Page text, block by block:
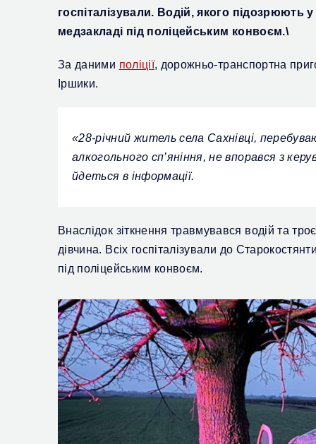
госпіталізували. Водій,якого підозрюють у
медзакладі під поліцейським конвоєм.\
За даними поліції, дорожньо-транспортна
Іршики.
«28-річний житель села Сахнівці,
алкогольного сп’яніння, не впорався з
йдеться в інформації.
Внаслідок зіткнення травмувався водій та
дівчина. Всіх госпіталізували до
під поліцейським конвоєм.